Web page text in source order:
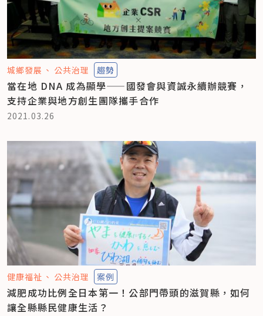
城鄉發展 公共治理 趨勢
當在地 DNA 成為顯學——國發會與資誠永續辦競賽，
支持企業與地方創生團隊攜手合作
2021.03.26
健康福祉 公共治理 案例
減肥成功比例全日本第一！公部門帶頭的滋賀縣，如何
讓全縣縣民健康生活？